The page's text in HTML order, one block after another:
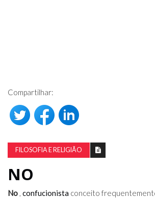
Compartilhar:
FILOSOFIA E RELIGIÃO
NO
No , confucionista conceito